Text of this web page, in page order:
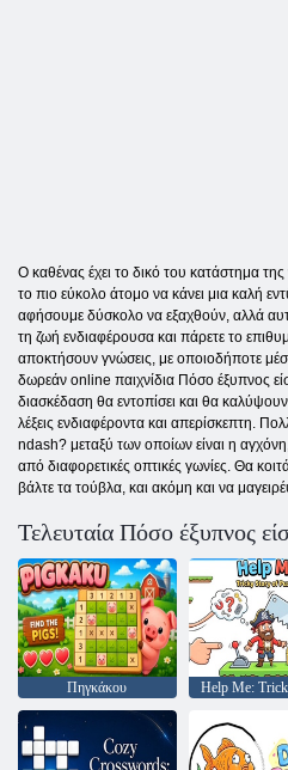
Ο καθένας έχει το δικό του κατάστημα
το πιο εύκολο άτομο να κάνει μια καλή
αφήσουμε δύσκολο να εξαχθούν, αλλά
τη ζωή ενδιαφέρουσα και πάρετε το
αποκτήσουν γνώσεις, με οποιοδήποτε
δωρεάν online παιχνίδια Πόσο έξυπνος
διασκέδαση θα εντοπίσει και θα
λέξεις ενδιαφέροντα και απερίσκεπτη.
ndash? μεταξύ των οποίων είναι η
από διαφορετικές οπτικές γωνίες. Θα
βάλτε τα τούβλα, και ακόμη και να
Τελευταία Πόσο έξυπνος
Πηγκάκου